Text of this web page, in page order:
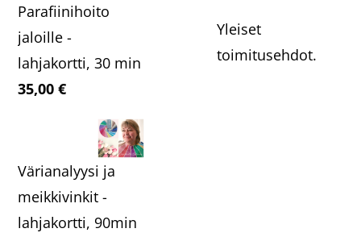
Parafiinihoito
jaloille -
lahjakortti, 30 min
35,00€
Värianalyysi ja
meikkivinkit -
lahjakortti, 90min
Yleiset
toimitusehdot.